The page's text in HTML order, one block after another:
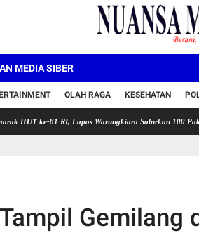
MEDIA SIBER
OLAH RAGA KESEHATAN
81 RI, Lapas Warungkiara Salurkan 100 Paket Bansos
Gemilang